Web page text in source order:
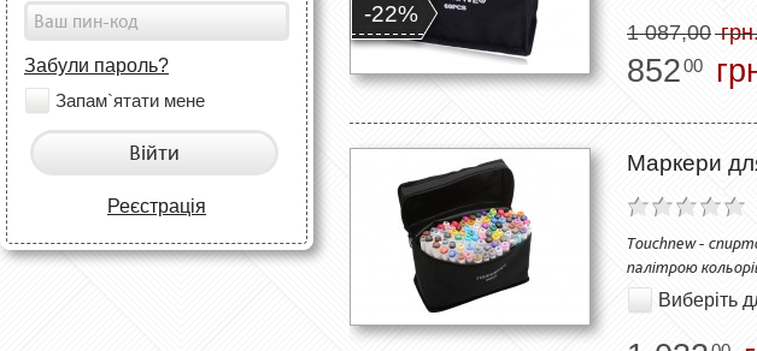
Забули пароль?
Запам`ятати мене
Війти
Реєстрація
-22%
1 087,00
85200
Маркери
Touchnew -
палітрою
Виберіть